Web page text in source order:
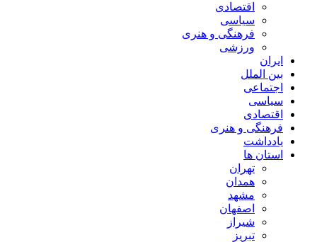
اقتصادی
سیاسی
فرهنگی و هنری
ورزشی
ایران
بین الملل
اجتماعی
سیاسی
اقتصادی
فرهنگی و هنری
یادداشت
استان ها
تهران
همدان
مشهد
اصفهان
شیراز
تبریز